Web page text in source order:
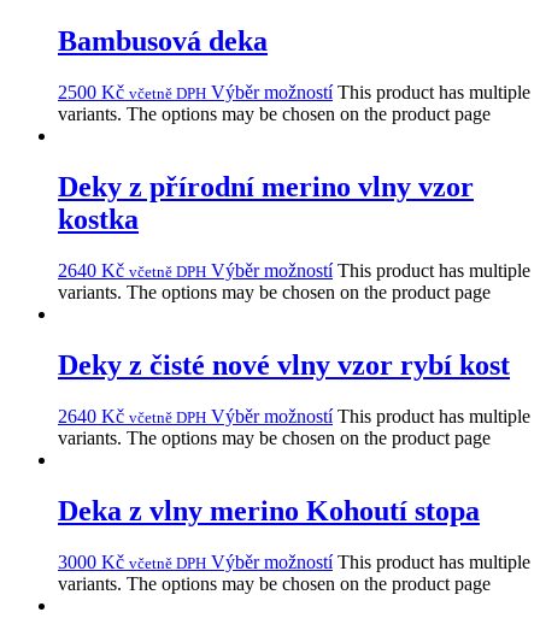
Bambusová deka
2500 Kč včetně DPH Výběr možností This product has multiple
variants. The options may be chosen on the product page
Deky z přírodní merino vlny vzor
kostka
2640 Kč včetně DPH Výběr možností This product has multiple
variants. The options may be chosen on the product page
Deky z čisté nové vlny vzor rybí kost
2640 Kč včetně DPH Výběr možností This product has multiple
variants. The options may be chosen on the product page
Deka z vlny merino Kohoutí stopa
3000 Kč včetně DPH Výběr možností This product has multiple
variants. The options may be chosen on the product page